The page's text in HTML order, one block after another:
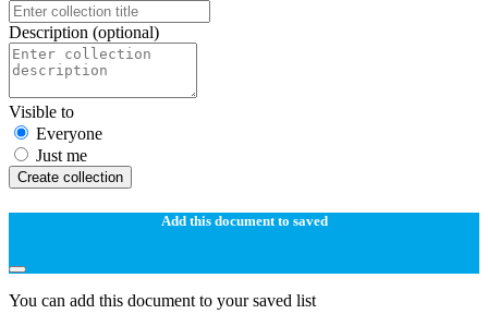
Description (optional)
Visible to
Everyone
Just me
Create collection
Add this document to saved
You can add this document to your saved list